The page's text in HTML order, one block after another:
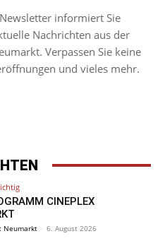
informiert Sie
Nachrichten aus der
Verpassen Sie keine
und vieles mehr.
CINEPLEX
Neumarkt - 6. August 2026